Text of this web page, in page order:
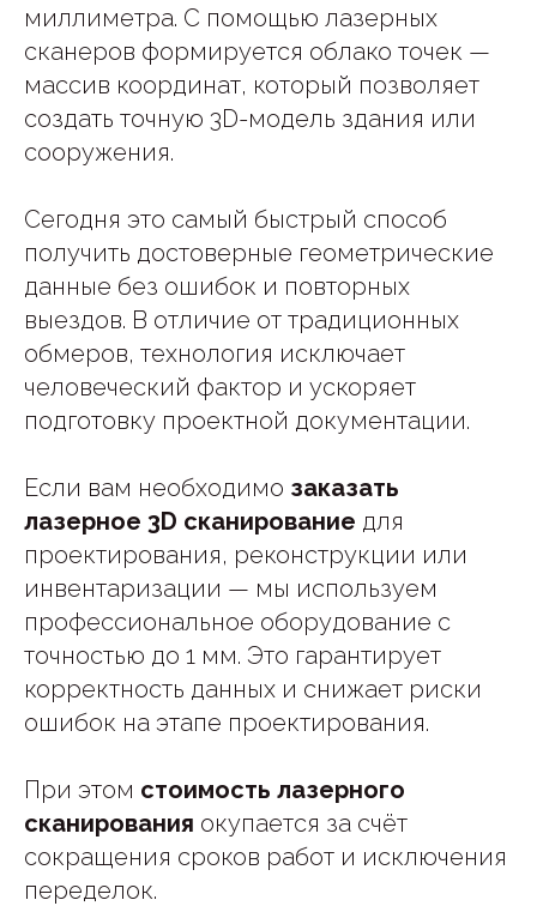
миллиметра. С помощью лазерных
сканеров формируется облако точек —
массив координат, который позволяет
создать точную 3D-модель здания или
сооружения.
Сегодня это самый быстрый способ
получить достоверные геометрические
данные без ошибок и повторных
выездов. В отличие от традиционных
обмеров, технология исключает
человеческий фактор и ускоряет
подготовку проектной документации.
Если вам необходимо заказать
лазерное 3D сканирование для
проектирования, реконструкции или
инвентаризации — мы используем
профессиональное оборудование с
точностью до 1 мм. Это гарантирует
корректность данных и снижает риски
ошибок на этапе проектирования.
При этом стоимость лазерного
сканирования окупается за счёт
сокращения сроков работ и исключения
переделок.